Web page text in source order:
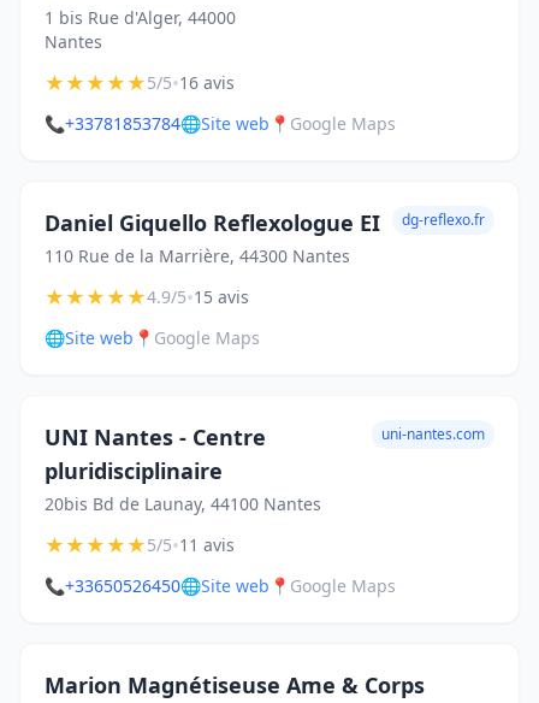
1 bis Rue d'Alger, 44000
Nantes
★★★★★5/5•16 avis
📞+33781853784🌐Site web 📍 Google Maps
Daniel Giquello Reflexologue EI
110 Rue de la Marrière, 44300 Nantes
dg-reflexo.fr
★★★★★4.9/5•15 avis
🌐Site web 📍 Google Maps
UNI Nantes - Centre
pluridisciplinaire
20bis Bd de Launay, 44100 Nantes
uni-nantes.com
★★★★★5/5•11 avis
📞+33650526450🌐Site web 📍 Google Maps
Marion Magnétiseuse Ame & Corps